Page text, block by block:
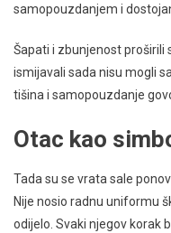
samopouzdanjem i
Šapati i zbunjenost proširili
ismijavali sada nisu mogli
tišina i samopouzdanje
Otac kao
Tada su se vrata sale
Nije nosio radnu uniformu
odijelo. Svaki njegov korak